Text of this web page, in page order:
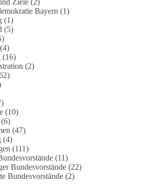
Verantwortung, Naturschutz und
demokratischen Gesellschaft künftig
gebracht werden können.
Anhalt unterstützen!
in Sachsen-Anhalt findet am 6.
stehen – jetzt müssen sie gesehen,
Bayern (1)
(1)
(5)
(4)
(16)
(2)
(10)
(6)
(47)
(4)
(111)
(11)
Bundesvorstände (22)
Bundesvorstände (2)